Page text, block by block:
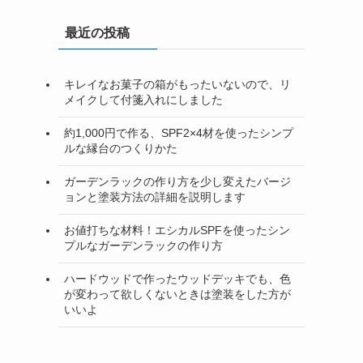
最近の投稿
キレイなお菓子の箱がもったいないので、リ
メイクして付箋入れにしました
約1,000円で作る、SPF2×4材を使ったシンプ
ルな縁台のつくりかた
ガーデンラックの作り方を少し変えたバージ
ョンと塗装方法の詳細を説明します
お値打ちな材料！エシカルSPFを使ったシン
プルなガーデンラックの作り方
ハードウッドで作ったウッドデッキでも、色
が変わって欲しくないときは塗装をした方が
いいよ